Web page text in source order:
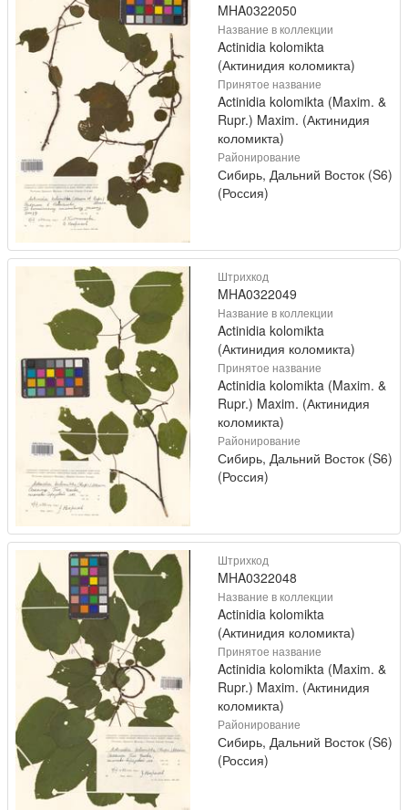
MHA0322050
Название в коллекции
Actinidia kolomikta
(Актинидия коломикта)
Принятое название
Actinidia kolomikta (Maxim. &
Rupr.) Maxim. (Актинидия
коломикта)
Районирование
Сибирь, Дальний Восток (S6)
(Россия)
Штрихкод
MHA0322049
Название в коллекции
Actinidia kolomikta
(Актинидия коломикта)
Принятое название
Actinidia kolomikta (Maxim. &
Rupr.) Maxim. (Актинидия
коломикта)
Районирование
Сибирь, Дальний Восток (S6)
(Россия)
Штрихкод
MHA0322048
Название в коллекции
Actinidia kolomikta
(Актинидия коломикта)
Принятое название
Actinidia kolomikta (Maxim. &
Rupr.) Maxim. (Актинидия
коломикта)
Районирование
Сибирь, Дальний Восток (S6)
(Россия)